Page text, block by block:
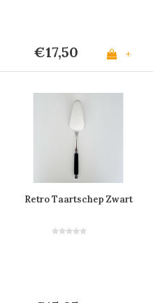
€17,50 +
Retro Taartschep Zwart